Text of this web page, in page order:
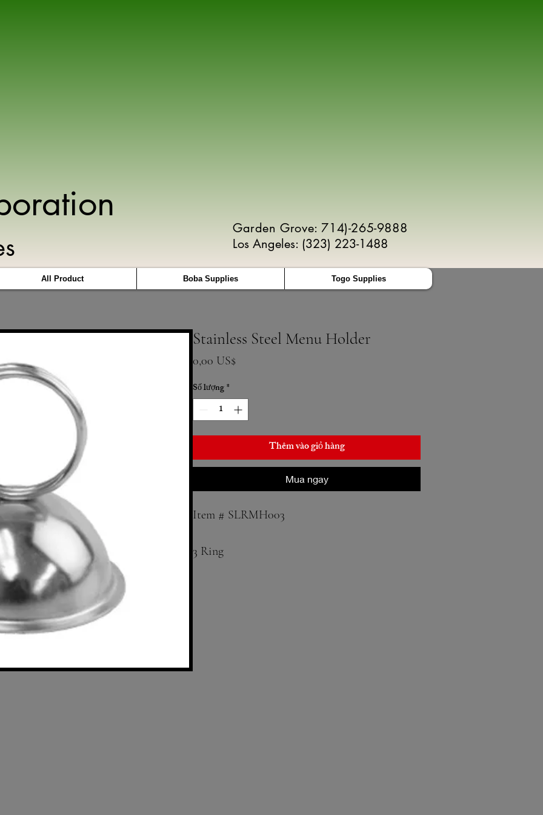
Garden Grove: 714)-265-9888
Los Angeles: (323) 223-1488
All Product Boba Supplies Togo Supplies
Stainless Steel Menu Holder
0,00 US$
Số lượng*
Thêm vào giỏ hàng
Mua ngay
Item # SLRMH003
3 Ring